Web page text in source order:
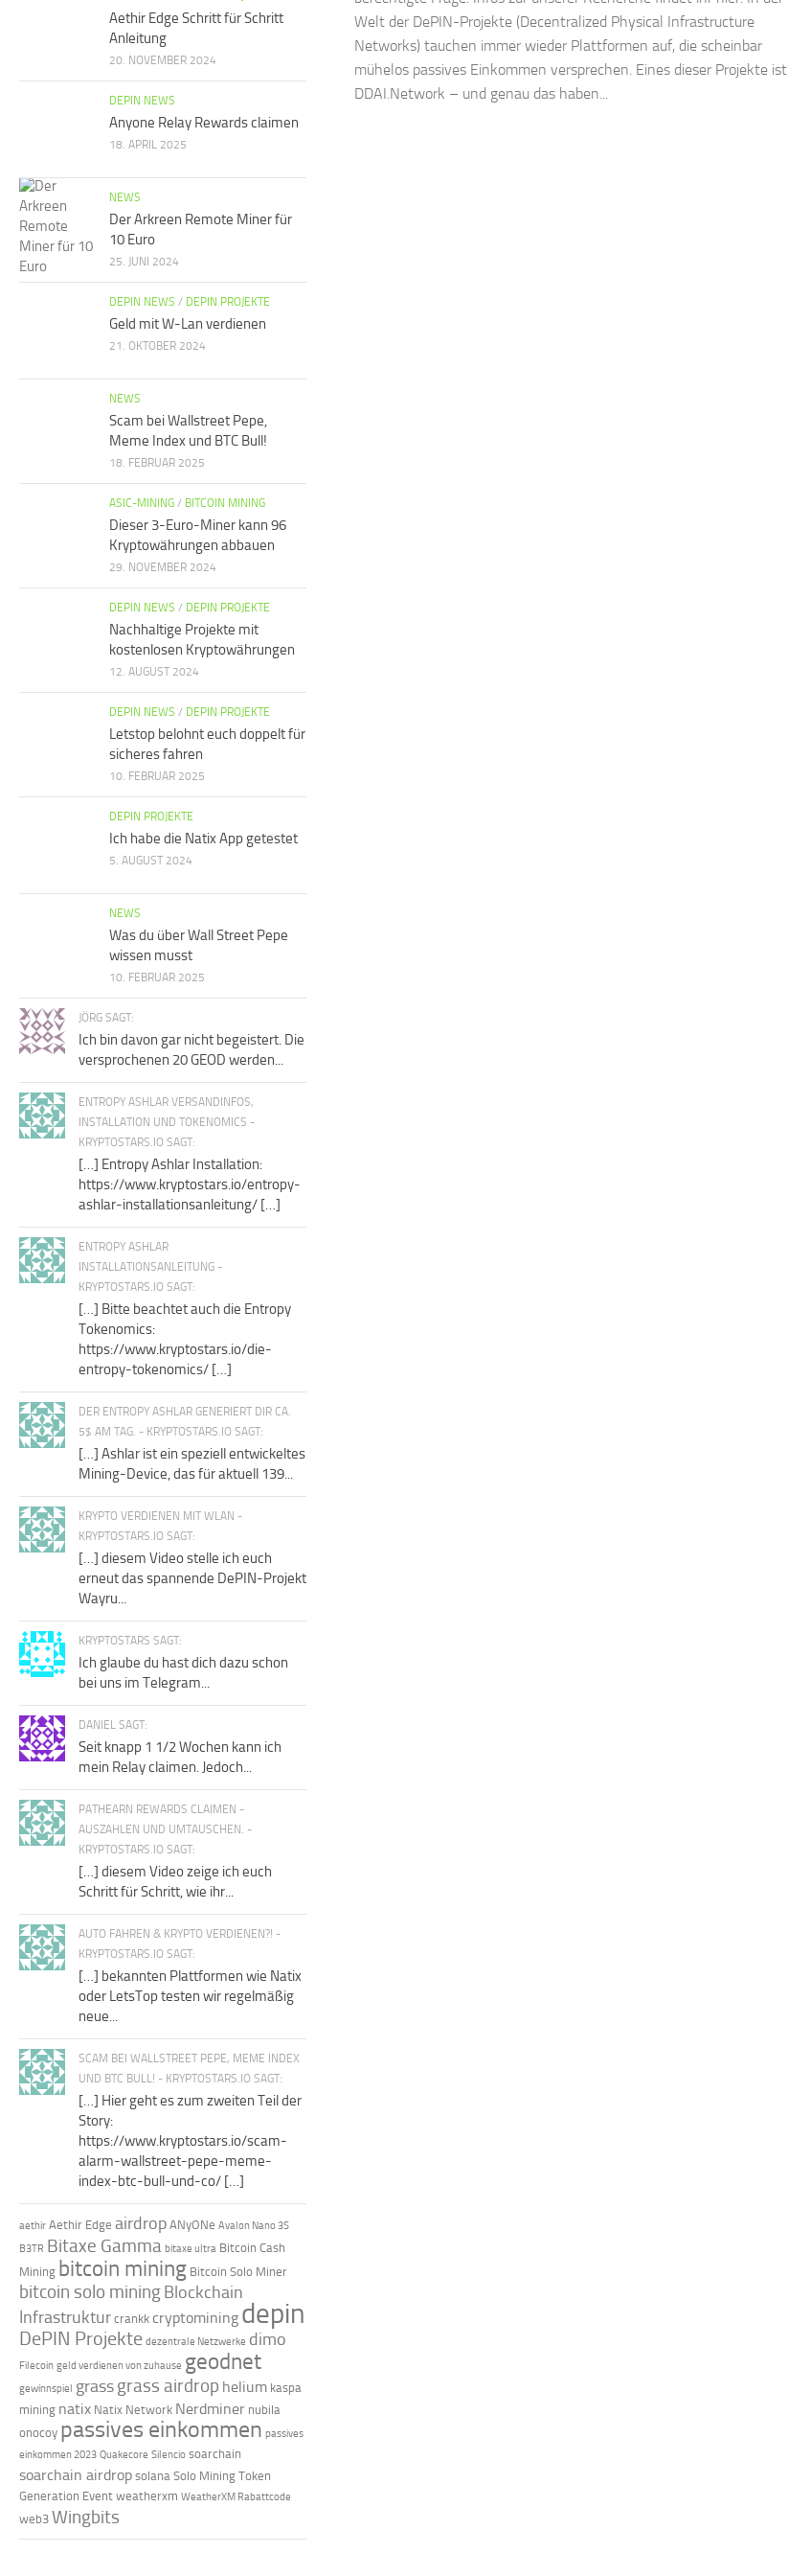
Welt der DePIN-Projekte (Decentralized Physical Infrastructure
Networks) tauchen immer wieder Plattformen auf, die scheinbar
mühelos passives Einkommen versprechen. Eines dieser Projekte ist
DDAI.Network – und genau das haben...
Aethir Edge Schritt für Schritt
Anleitung
20. NOVEMBER 2024
DEPIN NEWS
Anyone Relay Rewards claimen
18. APRIL 2025
NEWS
Der Arkreen Remote Miner für
10 Euro
25. JUNI 2024
DEPIN NEWS / DEPIN PROJEKTE
Geld mit W-Lan verdienen
21. OKTOBER 2024
NEWS
Scam bei Wallstreet Pepe,
Meme Index und BTC Bull!
18. FEBRUAR 2025
ASIC-MINING / BITCOIN MINING
Dieser 3-Euro-Miner kann 96
Kryptowährungen abbauen
29. NOVEMBER 2024
DEPIN NEWS / DEPIN PROJEKTE
Nachhaltige Projekte mit
kostenlosen Kryptowährungen
12. AUGUST 2024
DEPIN NEWS / DEPIN PROJEKTE
Letstop belohnt euch doppelt für
sicheres fahren
10. FEBRUAR 2025
DEPIN PROJEKTE
Ich habe die Natix App getestet
5. AUGUST 2024
NEWS
Was du über Wall Street Pepe
wissen musst
10. FEBRUAR 2025
JÖRG SAGT:
Ich bin davon gar nicht begeistert. Die
versprochenen 20 GEOD werden...
ENTROPY ASHLAR VERSANDINFOS,
INSTALLATION UND TOKENOMICS -
KRYPTOSTARS.IO SAGT:
[…] Entropy Ashlar Installation:
https://www.kryptostars.io/entropy-
ashlar-installationsanleitung/ […]
ENTROPY ASHLAR
INSTALLATIONSANLEITUNG -
KRYPTOSTARS.IO SAGT:
[…] Bitte beachtet auch die Entropy
Tokenomics:
https://www.kryptostars.io/die-
entropy-tokenomics/ […]
DER ENTROPY ASHLAR GENERIERT DIR CA.
5$ AM TAG. - KRYPTOSTARS.IO SAGT:
[…] Ashlar ist ein speziell entwickeltes
Mining-Device, das für aktuell 139...
KRYPTO VERDIENEN MIT WLAN -
KRYPTOSTARS.IO SAGT:
[…] diesem Video stelle ich euch
erneut das spannende DePIN-Projekt
Wayru...
KRYPTOSTARS SAGT:
Ich glaube du hast dich dazu schon
bei uns im Telegram...
DANIEL SAGT:
Seit knapp 1 1/2 Wochen kann ich
mein Relay claimen. Jedoch...
PATHEARN REWARDS CLAIMEN -
AUSZAHLEN UND UMTAUSCHEN. -
KRYPTOSTARS.IO SAGT:
[…] diesem Video zeige ich euch
Schritt für Schritt, wie ihr...
AUTO FAHREN & KRYPTO VERDIENEN?! -
KRYPTOSTARS.IO SAGT:
[…] bekannten Plattformen wie Natix
oder LetsTop testen wir regelmäßig
neue...
SCAM BEI WALLSTREET PEPE, MEME INDEX
UND BTC BULL! - KRYPTOSTARS.IO SAGT:
[…] Hier geht es zum zweiten Teil der
Story:
https://www.kryptostars.io/scam-
alarm-wallstreet-pepe-meme-
index-btc-bull-und-co/ […]
aethir Aethir Edge airdrop ANyONe Avalon Nano 3S
B3TR Bitaxe Gamma bitaxe ultra Bitcoin Cash
Mining bitcoin mining Bitcoin Solo Miner
bitcoin solo mining Blockchain
Infrastruktur crankk cryptomining depin
DePIN Projekte dezentrale Netzwerke dimo
Filecoin geld verdienen von zuhause geodnet
gewinnspiel grass grass airdrop helium kaspa
mining natix Natix Network Nerdminer nubila
onocoy passives einkommen passives
einkommen 2023 Quakecore Silencio soarchain
soarchain airdrop solana Solo Mining Token
Generation Event weatherxm WeatherXM Rabattcode
web3 Wingbits